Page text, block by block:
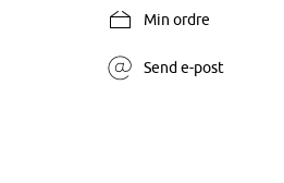
Min ordre
Send e-post